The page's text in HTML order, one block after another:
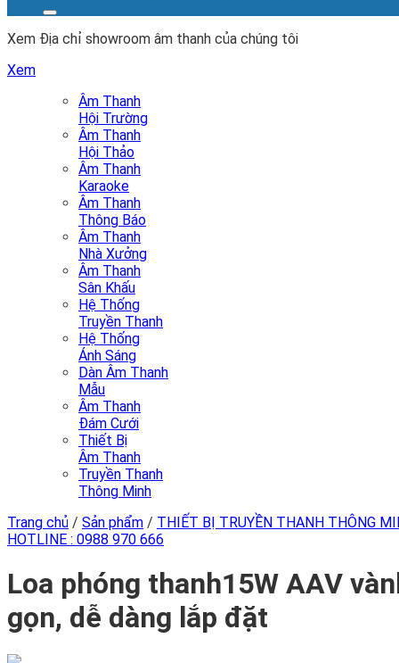
Xem Địa chỉ showroom âm thanh của chúng tôi
Xem
Âm Thanh
Hội Trường
Âm Thanh
Hội Thảo
Âm Thanh
Karaoke
Âm Thanh
Thông Báo
Âm Thanh
Nhà Xưởng
Âm Thanh
Sân Khấu
Hệ Thống
Truyền Thanh
Hệ Thống
Ánh Sáng
Dàn Âm Thanh
Mẫu
Âm Thanh
Đám Cưới
Thiết Bị
Âm Thanh
Truyền Thanh
Thông Minh
Trang chủ / Sản phẩm / THIẾT BỊ TRUYỀN THANH THÔNG
HOTLINE : 0988 970 666
Loa phóng thanh15W AAV
gọn, dễ dàng lắp đặt